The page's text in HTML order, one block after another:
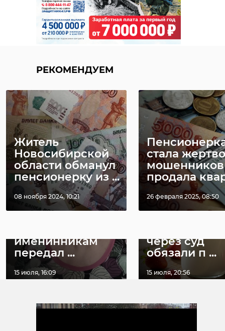
РЕКОМЕНДУЕМ
Житель
Новосибирской
области обманул
пенсионерку из ...
08 ноября 2024, 10:21
стала
продала
26 февраля 2025, 08:50
Поделиться статьей:
РЕКОМЕНДУЕМ
В Кингисеппском
именинникам
передал ...
15 июля, 16:09
В Лужском
через суд
обязали п ...
15 июля, 20:56